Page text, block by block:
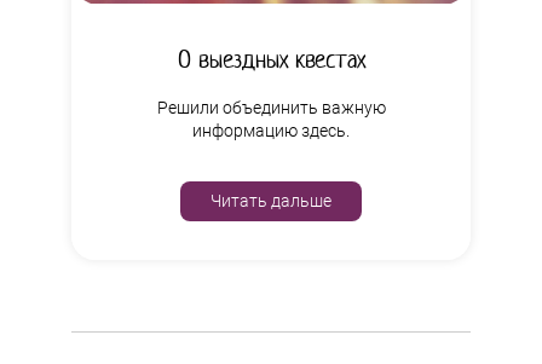
О выездных квестах
Решили объединить важную
информацию здесь.
Читать дальше